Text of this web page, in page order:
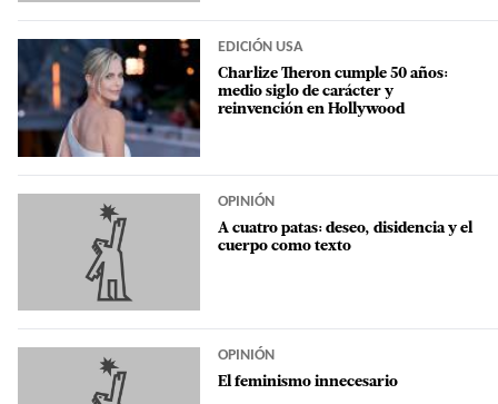
EDICIÓN USA
Charlize Theron cumple 50 años:
medio siglo de carácter y
reinvención en Hollywood
OPINIÓN
A cuatro patas: deseo, disidencia y el
cuerpo como texto
OPINIÓN
El feminismo innecesario